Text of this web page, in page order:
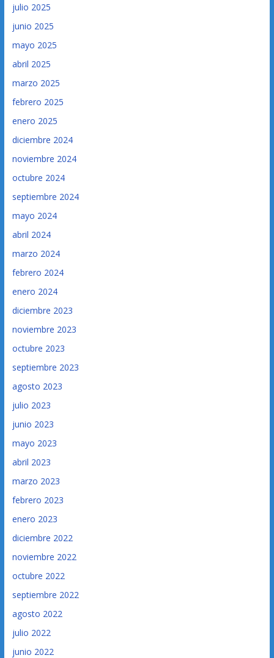
julio 2025
junio 2025
mayo 2025
abril 2025
marzo 2025
febrero 2025
enero 2025
diciembre 2024
noviembre 2024
octubre 2024
septiembre 2024
mayo 2024
abril 2024
marzo 2024
febrero 2024
enero 2024
diciembre 2023
noviembre 2023
octubre 2023
septiembre 2023
agosto 2023
julio 2023
junio 2023
mayo 2023
abril 2023
marzo 2023
febrero 2023
enero 2023
diciembre 2022
noviembre 2022
octubre 2022
septiembre 2022
agosto 2022
julio 2022
junio 2022